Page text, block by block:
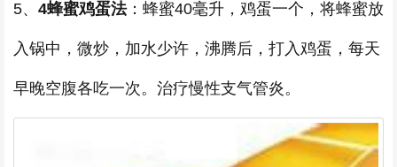
5、 4蜂蜜鸡蛋法：蜂蜜40毫升，鸡蛋一个，将蜂蜜放
入锅中，微炒，加水少许，沸腾后，打入鸡蛋，每天
早晚空腹各吃一次。治疗慢性支气管炎。